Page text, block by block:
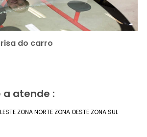
do carro
a atende :
ZONA NORTE ZONA OESTE ZONA SUL